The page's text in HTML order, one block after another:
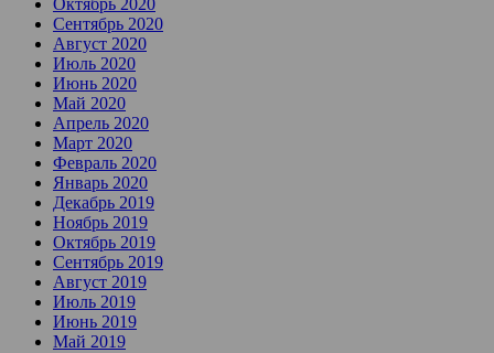
Октябрь 2020
Сентябрь 2020
Август 2020
Июль 2020
Июнь 2020
Май 2020
Апрель 2020
Март 2020
Февраль 2020
Январь 2020
Декабрь 2019
Ноябрь 2019
Октябрь 2019
Сентябрь 2019
Август 2019
Июль 2019
Июнь 2019
Май 2019